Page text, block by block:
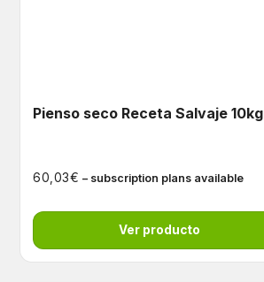
Pienso seco Receta Salvaje 10kg
60,03€ – subscription plans available
Ver producto